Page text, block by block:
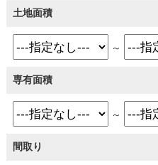
土地面積
～
専有面積
～
間取り